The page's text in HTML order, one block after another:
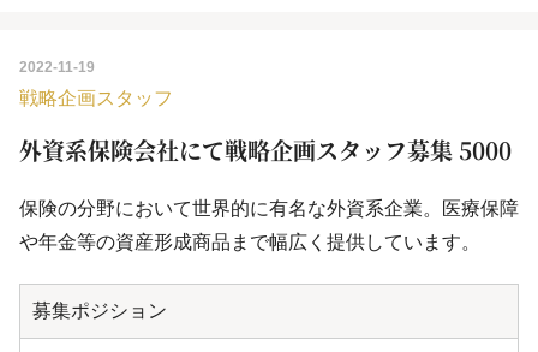
2022-11-19
戦略企画スタッフ
外資系保険会社にて戦略企画スタッフ募集 5000
保険の分野において世界的に有名な外資系企業。医療保障
や年金等の資産形成商品まで幅広く提供しています。
募集ポジション